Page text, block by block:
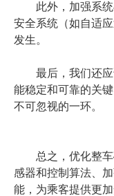
此外，加强系统
安全系统（如自适
发生。
最后，我们还应
能稳定和可靠的关
不可忽视的一环。
总之，优化整车
感器和控制算法、
能，为乘客提供更